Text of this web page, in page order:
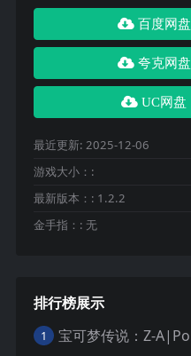
百度网盘
夸克网盘
UC网盘
最近更新: 2025-12-06
游戏大小：:
最新版本：: 1.2.2
金手指：: 无
排行榜展示
1